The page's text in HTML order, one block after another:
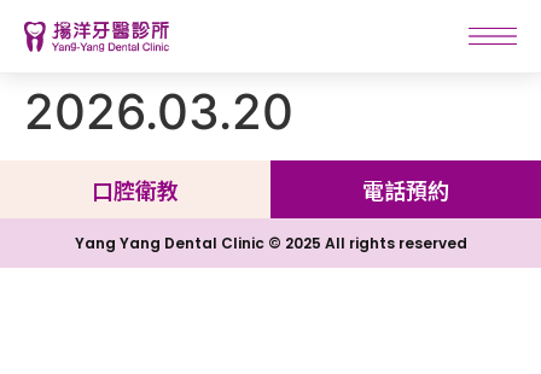
2026.03.20
口腔衛教 電話預約
Yang Yang Dental Clinic © 2025 All rights reserved